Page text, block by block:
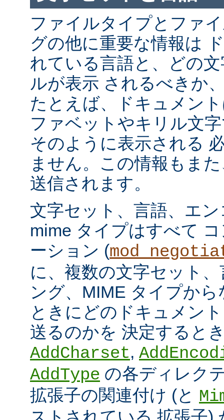
ファイルタイプとファ
グの他に重要な情報は
れている言語と、どの
ルが表示 されるべきか
たとえば、ドキュメン
ファベットやキリル文
そのように表示される
ません。この情報もま
送信されます。
文字セット、言語、エ
mime タイプはすべて
ーション (
に、複数の文字セット
ング、MIME タイプか
ときにどのドキュメン
送るのかを 決定すると
AddCharset,
AddType の各ディレク
拡張子の関連付け (と